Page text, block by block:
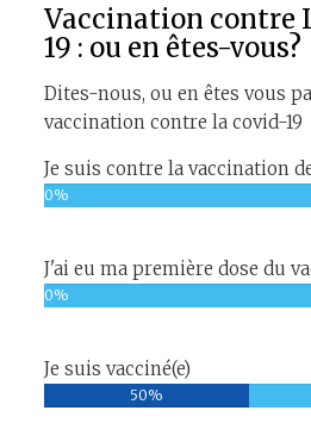
Vaccination contre
19 : ou en êtes-vous?
Dites-nous, ou en êtes vous
vaccination contre la covid-19
Je suis contre la vaccination
0%
J'ai eu ma première dose du
0%
Je suis vacciné(e)
50%